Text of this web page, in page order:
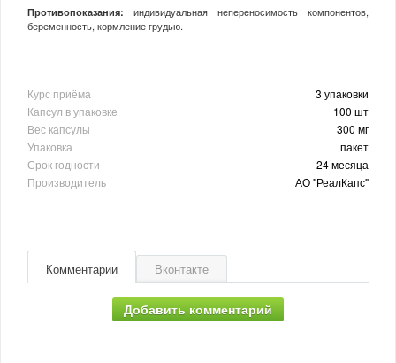
Противопоказания: индивидуальная непереносимость компонентов,
беременность, кормление грудью.
Курс приёма
3 упаковки
Капсул в упаковке
100 шт
Вес капсулы
300 мг
Упаковка
пакет
Срок годности
24 месяца
Производитель
АО "РеалКапс"
Комментарии Вконтакте
Добавить комментарий